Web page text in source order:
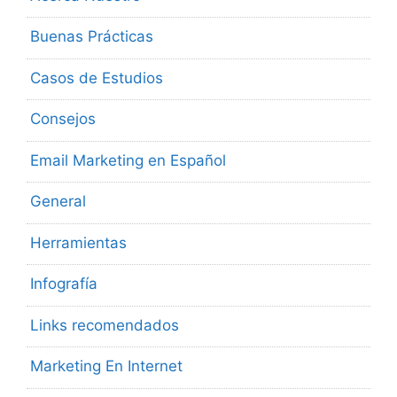
Buenas Prácticas
Casos de Estudios
Consejos
Email Marketing en Español
General
Herramientas
Infografía
Links recomendados
Marketing En Internet